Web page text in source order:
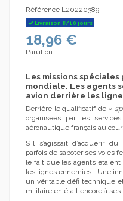
Référence L20220389
Livraison 8/10 jours
18,96 €
Parution
Les missions
mondiale. Les agents
avion derrière les
Derrière le qualificatif de «
organisées par les
aéronautique français au
S’il s’agissait d’acquérir
parfois de saboter ses voies
le fait que les agents étaient
les lignes ennemies… Une
un véritable défi technique
militaire en était encore à